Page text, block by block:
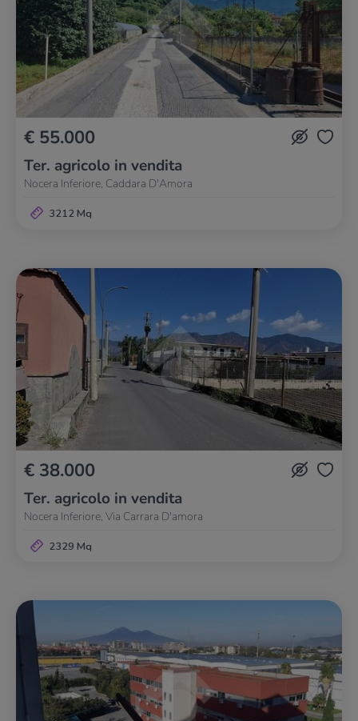
€ 55.000
Ter. agricolo in vendita
Nocera Inferiore, Caddara D'Amora
3212 Mq
€ 38.000
Ter. agricolo in vendita
Nocera Inferiore, Via Carrara D'amora
2329 Mq